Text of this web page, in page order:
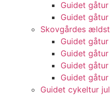
Guidet gåtur
Guidet
Skovgårdes
Guidet gåtur
Guidet gåtur
Guidet gåtur
Guidet gåtur
Guidet cykeltur